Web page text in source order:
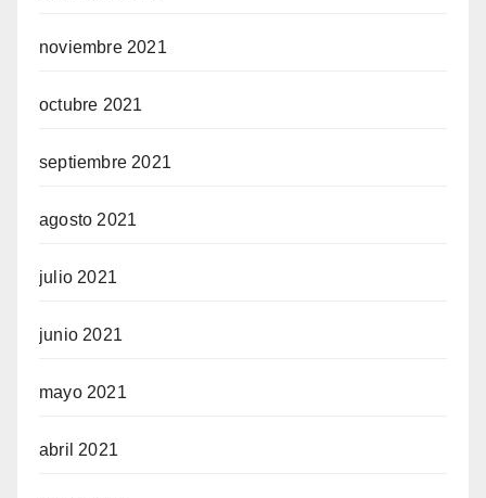
noviembre 2021
octubre 2021
septiembre 2021
agosto 2021
julio 2021
junio 2021
mayo 2021
abril 2021